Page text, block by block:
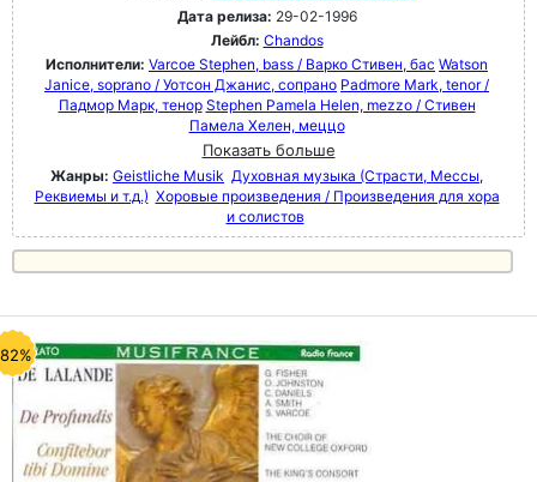
Дата релиза: 29-02-1996
Лейбл: Chandos
Исполнители: Varcoe Stephen, bass / Варко Стивен, бас Watson
Janice, soprano / Уотсон Джанис, сопрано Padmore Mark, tenor /
Падмор Марк, тенор Stephen Pamela Helen, mezzo / Стивен
Памела Хелен, меццо
Показать больше
Жанры: Geistliche Musik Духовная музыка (Страсти, Мессы,
Реквиемы и т.д.) Хоровые произведения / Произведения для хора
и солистов